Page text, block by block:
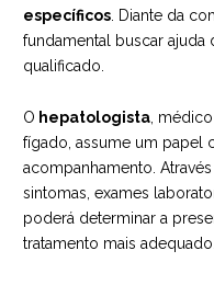
específicos . Diante da
fundamental buscar
qualificado.
O hepatologista ,
fígado, assume um papel
acompanhamento.
sintomas, exames
poderá determinar a
tratamento mais adequado.